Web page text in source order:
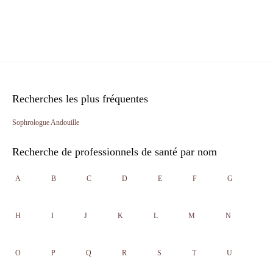
Recherches les plus fréquentes
Sophrologue Andouille
Recherche de professionnels de santé par nom
A B C D E F G
H I J K L M N
O P Q R S T U